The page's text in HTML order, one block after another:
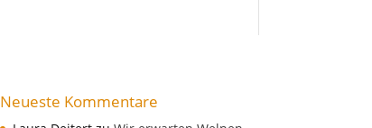
Neueste Kommentare